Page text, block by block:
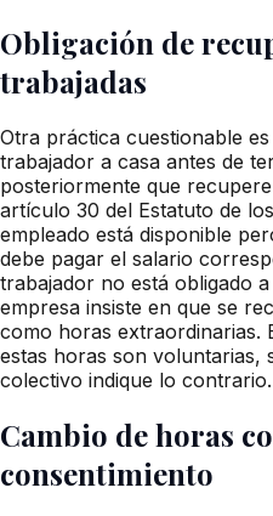
Obligación de
trabajadas
Otra práctica cuestionable
trabajador a casa antes de
posteriormente que
artículo 30 del Estatuto de
empleado está disponible
debe pagar el salario
trabajador no está obligado
empresa insiste en que se
como horas extraordinarias.
estas horas son voluntarias,
colectivo indique lo contrario.
Cambio de horas
consentimiento